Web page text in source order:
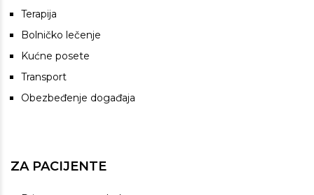
Terapija
Bolničko lečenje
Kućne posete
Transport
Obezbeđenje događaja
ZA PACIJENTE